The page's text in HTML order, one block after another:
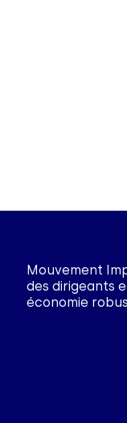
Mouvement
des dirigeants
économie